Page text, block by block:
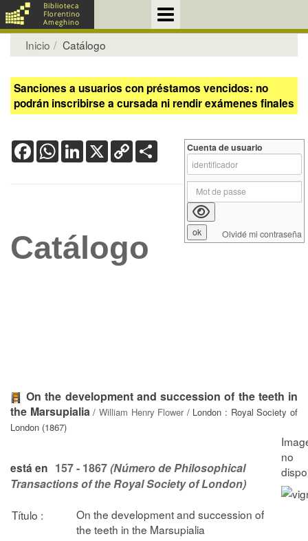
Inicio Catálogo
Sanciones a usuarios con préstamos vencidos: no
podrán inscribirse a cursada ni rendir exámenes finales
FacebookWhatsApp
LinkedIn
X Copy
Link
Catálogo
On the development and succession of the teeth in
the Marsupialia/ William Henry Flower/ London : Royal Society of
London (1867)
está en 157 - 1867(Número de Philosophical
Transactions of the Royal Society of London)
Título :
On the development and succession of
the teeth in the Marsupialia
Cuenta de usuario
Olvidé mi contraseña